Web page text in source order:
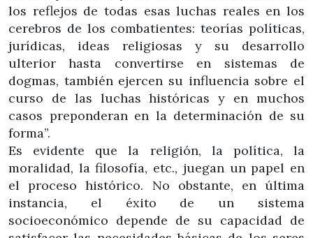
los reflejos de todas esas luchas reales en los
cerebros de los combatientes: teorías políticas,
jurídicas, ideas religiosas y su desarrollo
ulterior hasta convertirse en sistemas de
dogmas, también ejercen su influencia sobre el
curso de las luchas históricas y en muchos
casos preponderan en la determinación de su
forma”.
Es evidente que la religión, la política, la
moralidad, la filosofía, etc., juegan un papel en
el proceso histórico. No obstante, en última
instancia, el éxito de un sistema
socioeconómico depende de su capacidad de